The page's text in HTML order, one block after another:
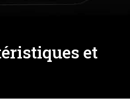
et